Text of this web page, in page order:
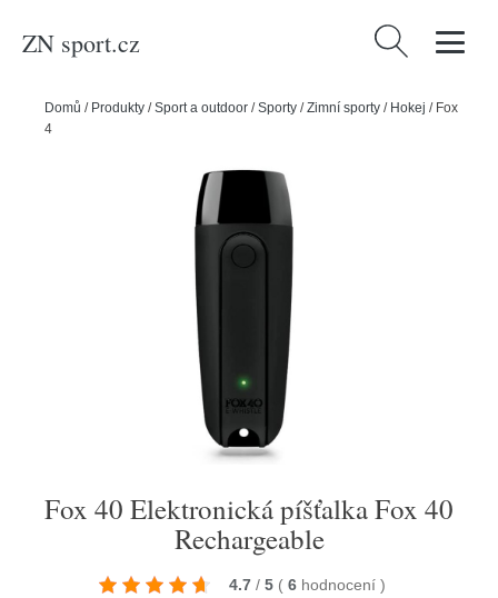
ZN sport.cz Vyhledávání
Domů / Produkty /Sport a outdoor /Sporty /Zimní sporty / Hokej / Fox
40 Elektronická píšťalka Fox 40 Rechargeable
Fox 40 Elektronická píšťalka Fox 40
Rechargeable
4.7 / 5 ( 6 hodnocení )